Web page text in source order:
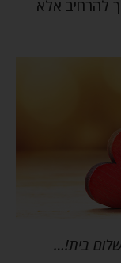
להרחיב אלא
בית!…